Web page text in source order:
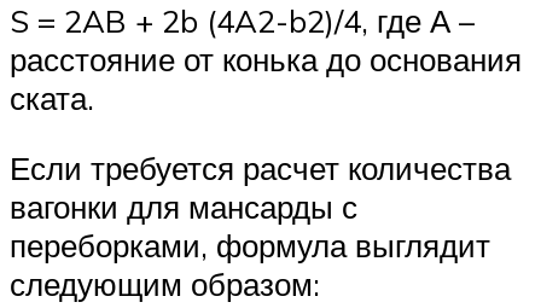
S = 2AB + 2b (4A2-b2)/4, где А –
расстояние от конька до основания
ската.
Если требуется расчет количества
вагонки для мансарды с
переборками, формула выглядит
следующим образом: